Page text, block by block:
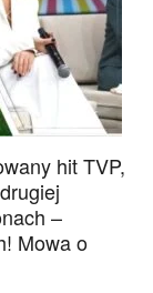
hit TVP,
–
Mowa o